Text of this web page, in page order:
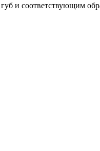
и соответствующим